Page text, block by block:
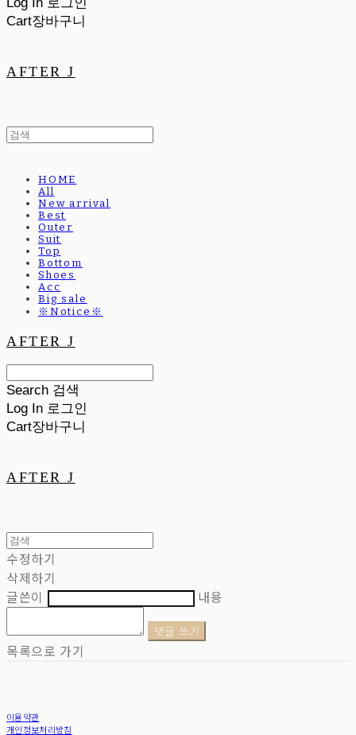
Cart장바구니
AFTER J
HOME
All
New arrival
Best
Outer
Suit
Top
Bottom
Shoes
Acc
Big sale
※Notice※
AFTER J
Search 검색
Log In 로그인
Cart장바구니
AFTER J
수정하기
삭제하기
글쓴이
내용
댓글 쓰기
목록으로 가기
이용약관
개인정보처리방침